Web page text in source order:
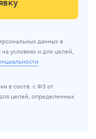
данных в
условиях и для целей,
в соотв. с ФЗ от
целей, определенных